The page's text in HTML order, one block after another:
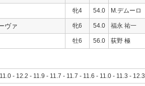
牝4 54.0 M.デムーロ
ヴァ 牝6 54.0 福永 祐一
牡6 56.0 荻野 極
- 12.2 - 11.9 - 11.7 - 11.7 - 11.6 - 11.0 - 11.3 - 12.3